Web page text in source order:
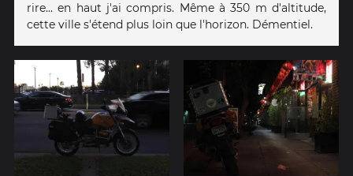
rire... en haut j'ai compris. Même à 350 m d'altitude,
cette ville s'étend plus loin que l'horizon. Démentiel.